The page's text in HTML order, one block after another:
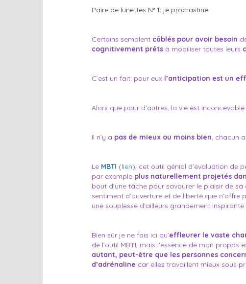
Paire de lunettes N° 1: je procrastine
Certains semblent câblés pour avoir besoin
cognitivement prêts à mobiliser toutes leurs
C’est un fait: pour eux l’anticipation est un
Alors que pour d’autres, la vie est inconcevable
Il n’y a pas de mieux ou moins bien, chacun
Le MBTI (lien), cet outil génial d’évaluation de
par exemple plus naturellement projetés
bout d’une tâche pour savourer le plaisir de
sentiment d’ouverture et de liberté que
une souplesse d’ailleurs grandement
Bien sûr je ne fais ici qu’effleurer le vaste
de l’outil MBTI, mais l’essence de mon propos
autant, peut-être que les personnes
d’adrénaline car elles travaillent mieux sous